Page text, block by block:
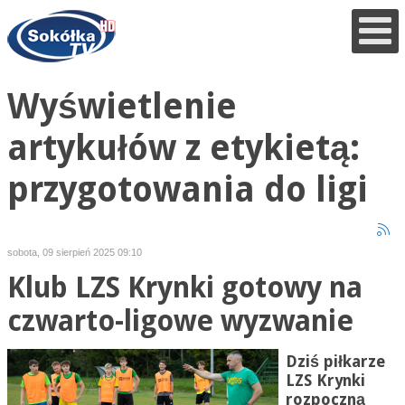
Wyświetlenie
artykułów z etykietą:
przygotowania do ligi
sobota, 09 sierpień 2025 09:10
Klub LZS Krynki gotowy na
czwarto-ligowe wyzwanie
Dziś piłkarze
LZS Krynki
rozpoczną